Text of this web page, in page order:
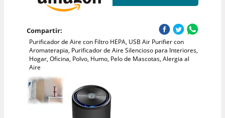
Compartir:
Purificador de Aire con Filtro HEPA, USB Air Purifier con
Aromaterapia, Purificador de Aire Silencioso para Interiores,
Hogar, Oficina, Polvo, Humo, Pelo de Mascotas, Alergia al
Aire